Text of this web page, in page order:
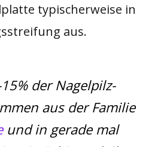
typischerweise in
aus.
der Nagelpilz-
aus der Familie
und in gerade mal